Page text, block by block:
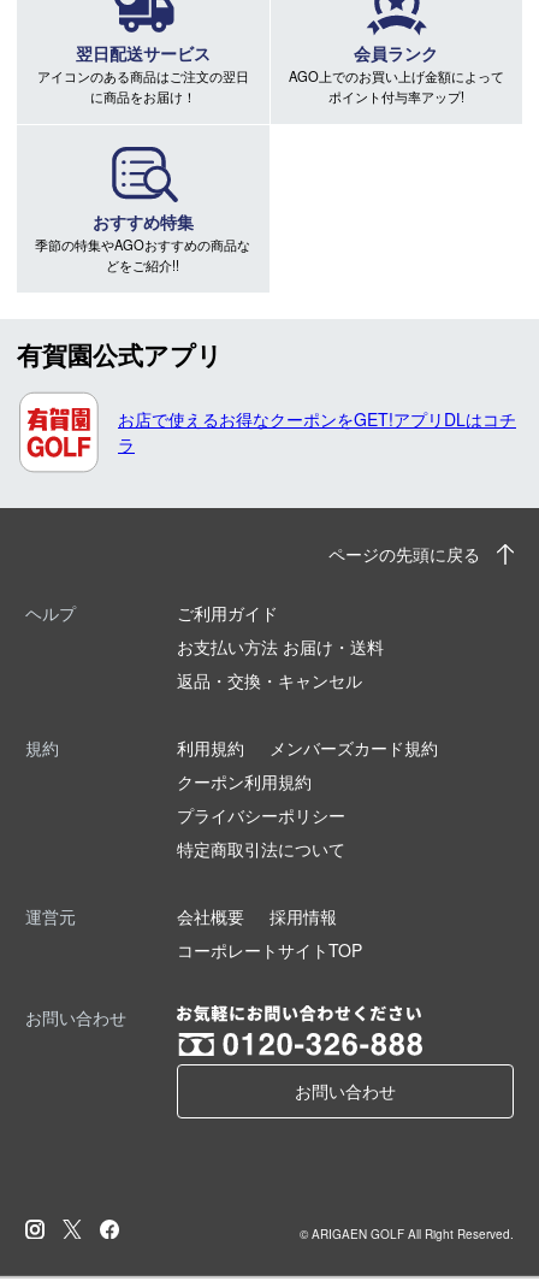
翌日配送サービス
アイコンのある商品はご注文の翌日
に商品をお届け！
会員ランク
AGO上でのお買い上げ金額によって
ポイント付与率アップ!
おすすめ特集
季節の特集やAGOおすすめの商品な
どをご紹介!!
有賀園公式アプリ
お店で使えるお得なクーポンをGET!アプリDLはコチ
ラ
ページの先頭に戻る
ヘルプ
ご利用ガイド
お支払い方法 お届け・送料
返品・交換・キャンセル
規約 利用規約
メンバーズカード規約
クーポン利用規約
プライバシーポリシー
特定商取引法について
運営元 会社概要
採用情報
コーポレートサイトTOP
お問い合わせ
お問い合わせ
© ARIGAEN GOLF All Right Reserved.